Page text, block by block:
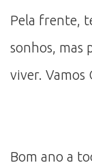
Pela frente,
sonhos, mas
viver. Vamos
Bom ano a